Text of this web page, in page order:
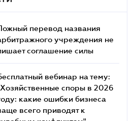
перевод названия
учреждения не
соглашение силы
вебинар на тему:
споры в 2026
какие ошибки бизнеса
всего приводят к